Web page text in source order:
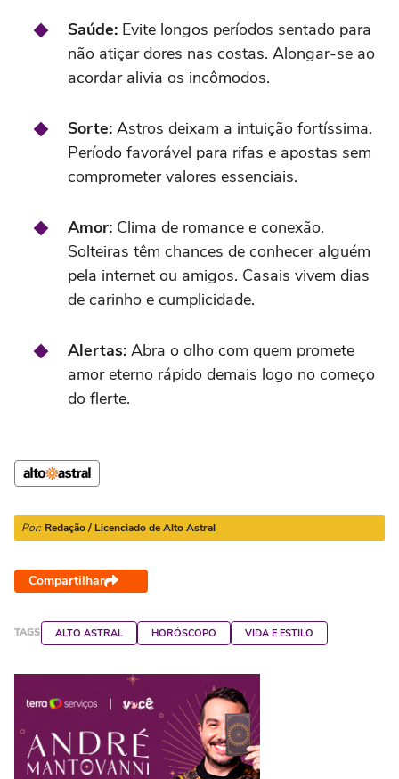
Saúde: Evite longos períodos sentado para
não atiçar dores nas costas. Alongar-se ao
acordar alivia os incômodos.
Sorte: Astros deixam a intuição fortíssima.
Período favorável para rifas e apostas sem
comprometer valores essenciais.
Amor: Clima de romance e conexão.
Solteiras têm chances de conhecer alguém
pela internet ou amigos. Casais vivem dias
de carinho e cumplicidade.
Alertas: Abra o olho com quem promete
amor eterno rápido demais logo no começo
do flerte.
Por: Redação / Licenciado de Alto Astral
Compartilhar
TAGS ALTO ASTRAL HORÓSCOPO VIDA E ESTILO